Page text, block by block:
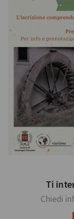
Ti
Chiedi